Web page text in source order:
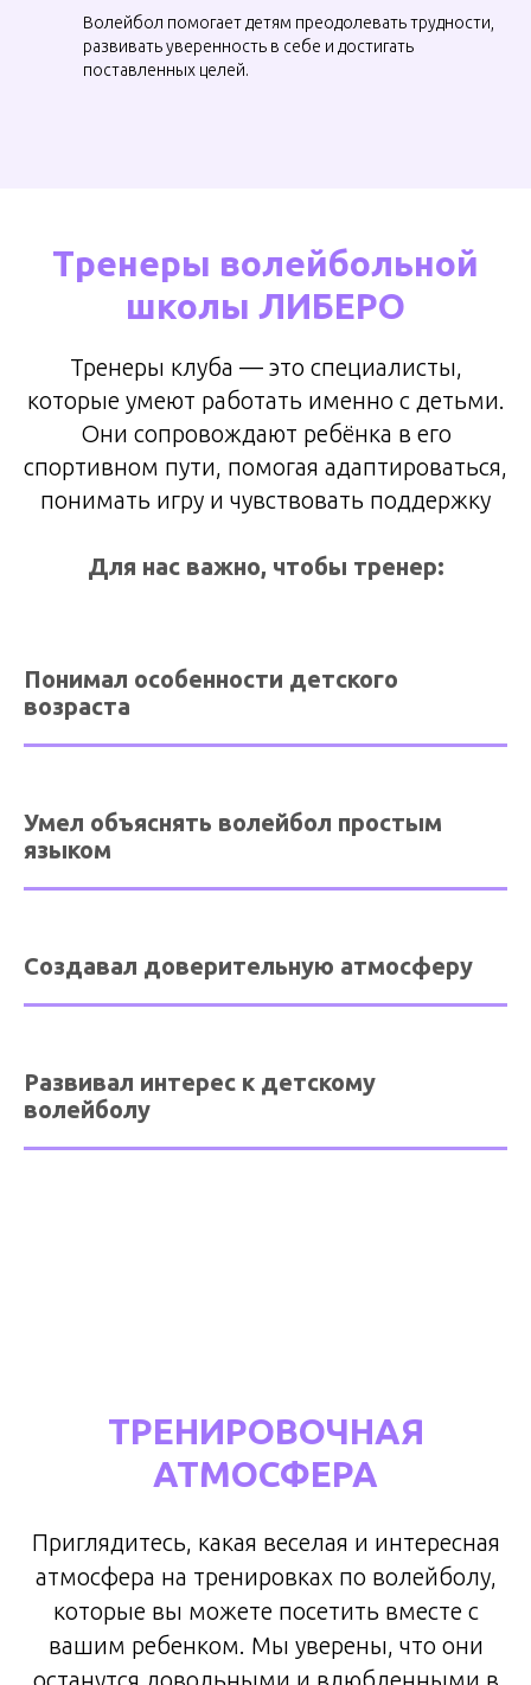
Волейбол помогает детям преодолевать трудности,
развивать уверенность в себе и достигать
поставленных целей.
Тренеры волейбольной
школы ЛИБЕРО
Тренеры клуба — это специалисты,
которые умеют работать именно с детьми.
Они сопровождают ребёнка в его
спортивном пути, помогая адаптироваться,
понимать игру и чувствовать поддержку
Для нас важно, чтобы тренер:
Понимал особенности детского
возраста
Умел объяснять волейбол простым
языком
Создавал доверительную атмосферу
Развивал интерес к детскому
волейболу
ТРЕНИРОВОЧНАЯ
АТМОСФЕРА
Приглядитесь, какая веселая и интересная
атмосфера на тренировках по волейболу,
которые вы можете посетить вместе с
вашим ребенком. Мы уверены, что они
останутся довольными и влюбленными в